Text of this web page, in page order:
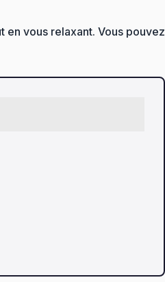
vous relaxant. Vous pouvez